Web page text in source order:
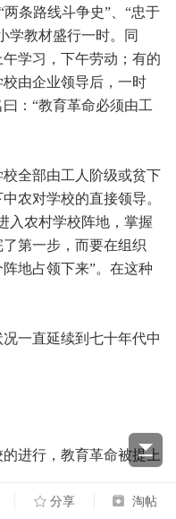
两条路线斗争史”、“忠于
学教材盛行一时。同
学习，下午劳动；有的
由企业领导后，一时
：“教育革命必须由工
全部由工人阶级或贫下
农对学校的直接领导。
入农村学校阵地，掌握
第一步，而要在组织
地占领下来”。在这种
一直延续到七十年代中
进行，教育革命被提上
分享 淘帖